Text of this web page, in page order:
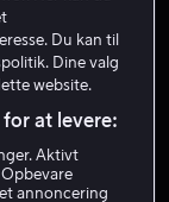
Du kan til
Dine valg
website.
at levere:
Aktivt
annoncering